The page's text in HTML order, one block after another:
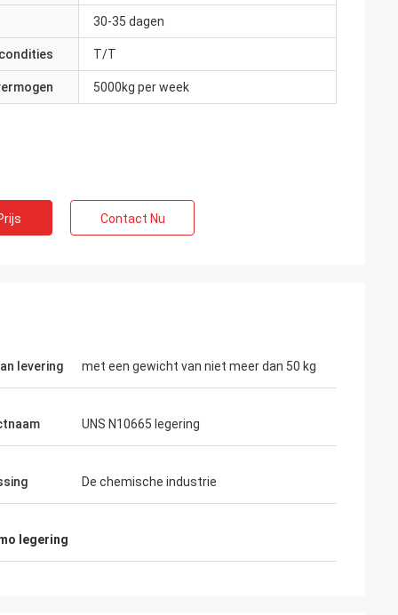
30-35 dagen
T/T
5000kg per week
Contact Nu
levering met een gewicht van niet meer dan 50 kg
UNS N10665 legering
De chemische industrie
legering